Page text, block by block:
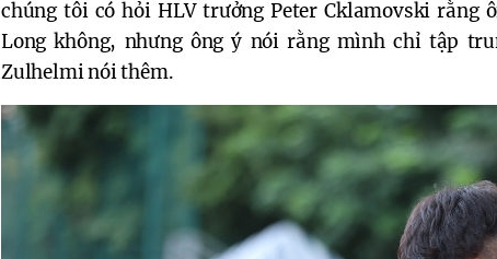
chúng tôi có hỏi HLV trưởng Peter Cklamovski rằng
Long không, nhưng ông ý nói rằng mình chỉ tập
Zulhelmi nói thêm.